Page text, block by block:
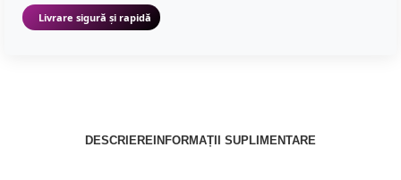
Livrare sigură și rapidă
DESCRIERE INFORMAȚII SUPLIMENTARE